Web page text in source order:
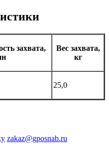
захвата,
Вес захвата,
кг
25,0
zakaz@gposnab.ru